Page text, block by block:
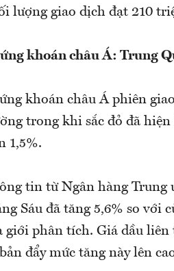
lượng giao dịch đạt 210
khoán châu Á: Trung
khoán châu Á phiên
trong khi sắc đỏ đã
1,5%.
tin từ Ngân hàng Trung
Sáu đã tăng 5,6% so với
giới phân tích. Giá dầu
đẩy mức tăng này lên